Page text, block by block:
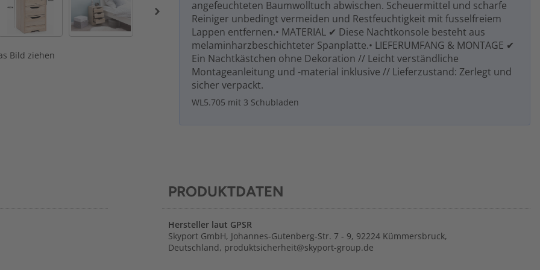
Bild ziehen
angefeuchteten Baumwolltuch abwischen. Scheuermittel und scharfe
Reiniger unbedingt vermeiden und Restfeuchtigkeit mit fusselfreiem
Lappen entfernen.• MATERIAL ✔ Diese Nachtkonsole besteht aus
melaminharzbeschichteter Spanplatte.• LIEFERUMFANG & MONTAGE ✔
Ein Nachtkästchen ohne Dekoration // Leicht verständliche
Montageanleitung und -material inklusive // Lieferzustand: Zerlegt und
sicher verpackt.
WL5.705 mit 3 Schubladen
PRODUKTDATEN
Hersteller laut GPSR
Skyport GmbH, Johannes-Gutenberg-Str. 7 - 9, 92224 Kümmersbruck,
Deutschland, produktsicherheit@skyport-group.de